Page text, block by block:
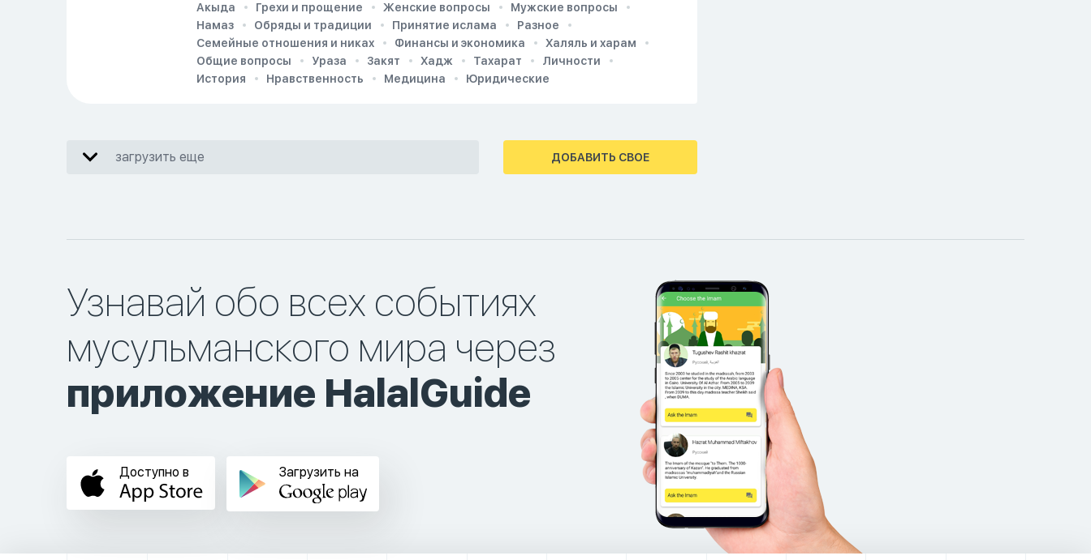
Акыда Грехи и прощение Женские вопросы
Мужские вопросы
Намаз
Обряды и традиции Принятие ислама
Разное
Семейные отношения и никах
Финансы и экономика
Халяль и харам
Общие вопросы
Ураза Закят Хадж Тахарат
Личности
История
Нравственность Медицина Юридические
загрузить еще ДОБАВИТЬ СВОЕ
Узнавай обо всех событиях
мусульманского мира через
приложение HalalGuide
Доступно в Загрузить на